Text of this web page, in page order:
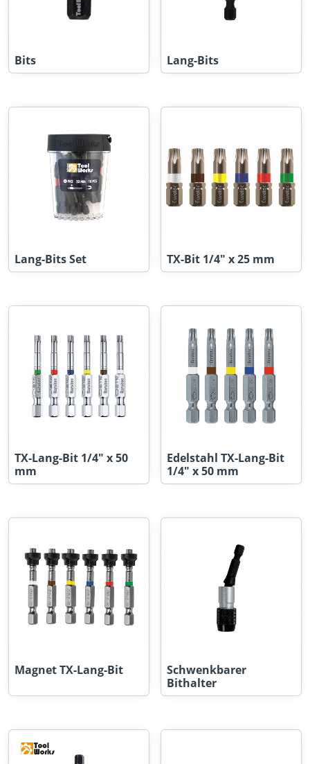
Bits Lang-Bits
Lang-Bits Set TX-Bit 1/4" x 25 mm
TX-Lang-Bit 1/4" x 50
mm
Edelstahl TX-Lang-Bit
1/4" x 50 mm
Magnet TX-Lang-Bit
Schwenkbarer
Bithalter